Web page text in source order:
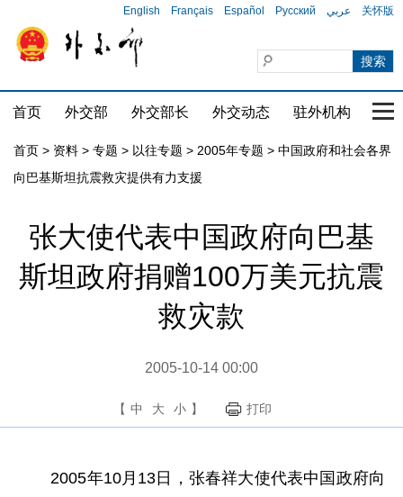
English Français Español Русский عربي 关怀版
首页 外交部 外交部长 外交动态 驻外机构 国
首页 > 资料 > 专题 > 以往专题 > 2005年专题 > 中国政府和社会各界
向巴基斯坦抗震救灾提供有力支援
张大使代表中国政府向巴基
斯坦政府捐赠100万美元抗震
救灾款
2005-10-14 00:00
【 中 大 小 】 打印
2005年10月13日，张春祥大使代表中国政府向